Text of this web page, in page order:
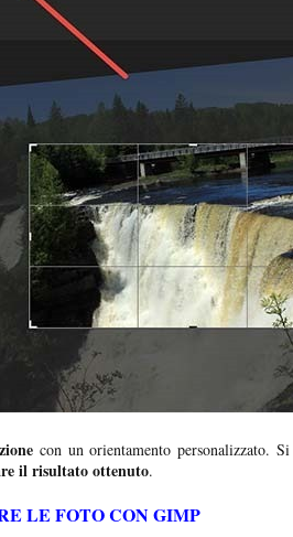
con un orientamento personalizzato.
il risultato ottenuto.
LE FOTO CON GIMP